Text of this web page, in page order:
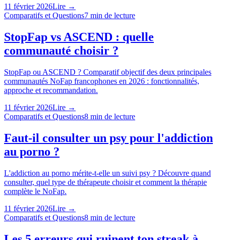
11 février 2026Lire →
Comparatifs et Questions7 min de lecture
StopFap vs ASCEND : quelle
communauté choisir ?
StopFap ou ASCEND ? Comparatif objectif des deux principales
communautés NoFap francophones en 2026 : fonctionnalités,
approche et recommandation.
11 février 2026Lire →
Comparatifs et Questions8 min de lecture
Faut-il consulter un psy pour l'addiction
au porno ?
L'addiction au porno mérite-t-elle un suivi psy ? Découvre quand
consulter, quel type de thérapeute choisir et comment la thérapie
complète le NoFap.
11 février 2026Lire →
Comparatifs et Questions8 min de lecture